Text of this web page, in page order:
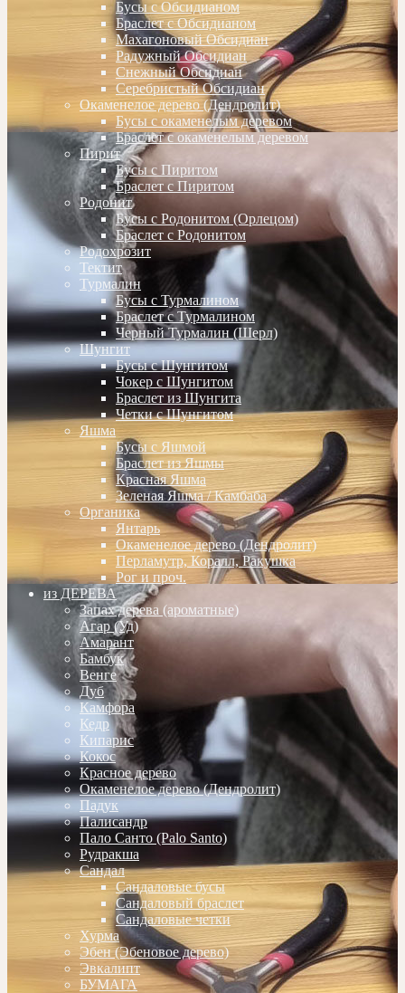
Бусы с Обсидианом
Браслет с Обсидианом
Махагоновый Обсидиан
Радужный Обсидиан
Снежный Обсидиан
Серебристый Обсидиан
Окаменелое дерево (Дендролит)
Бусы с окаменелым деревом
Браслет с окаменелым деревом
Пирит
Бусы с Пиритом
Браслет с Пиритом
Родонит
Бусы с Родонитом (Орлецом)
Браслет с Родонитом
Родохрозит
Тектит
Турмалин
Бусы с Турмалином
Браслет с Турмалином
Черный Турмалин (Шерл)
Шунгит
Бусы с Шунгитом
Чокер с Шунгитом
Браслет из Шунгита
Четки с Шунгитом
Яшма
Бусы с Яшмой
Браслет из Яшмы
Красная Яшма
Зеленая Яшма / Камбаба
Органика
Янтарь
Окаменелое дерево (Дендролит)
Перламутр, Коралл, Ракушка
Рог и проч.
из ДЕРЕВА
Запах дерева (ароматные)
Агар (Уд)
Амарант
Бамбук
Венге
Дуб
Камфора
Кедр
Кипарис
Кокос
Красное дерево
Окаменелое дерево (Дендролит)
Падук
Палисандр
Пало Санто (Palo Santo)
Рудракша
Сандал
Сандаловые бусы
Сандаловый браслет
Сандаловые четки
Хурма
Эбен (Эбеновое дерево)
Эвкалипт
БУМАГА